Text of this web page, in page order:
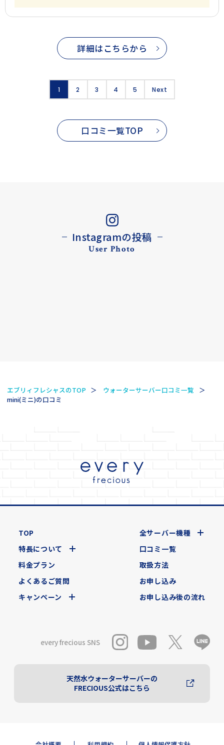
詳細はこちらから
1 2 3 4 5 Next
口コミ一覧TOP
Instagramの投稿
User Photo
エブリィフレシャスのTOP
ウォーターサーバー口コミ一覧
mini(ミニ)の口コミ
TOP
特長について
料金プラン
よくあるご質問
キャンペーン
全サーバー機種
口コミ一覧
取扱方法
お申し込み
お申し込み後の流れ
every frecious SNS
天然水ウォーターサーバーの
FRECIOUS公式はこちら